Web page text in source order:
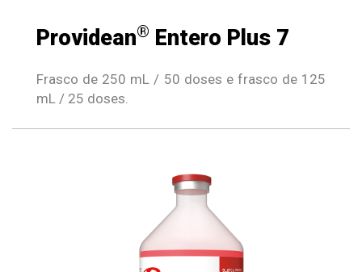
Providean® Entero Plus 7
Frasco de 250 mL / 50 doses e frasco de 125
mL / 25 doses.